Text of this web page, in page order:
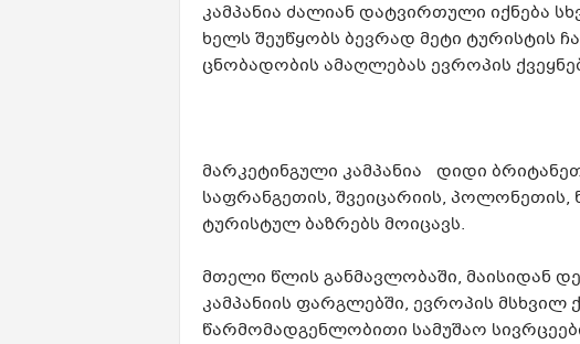
კამპანია ძალიან დატვირთული იქნება
ხელს შეუწყობს ბევრად მეტი ტურისტის
ცნობადობის ამაღლებას ევროპის
მარკეტინგული კამპანია დიდი
საფრანგეთის, შვეიცარიის, პოლონეთის,
ტურისტულ ბაზრებს მოიცავს.
მთელი წლის განმავლობაში, მაისიდან
კამპანიის ფარგლებში, ევროპის
წარმომადგენლობითი სამუშაო